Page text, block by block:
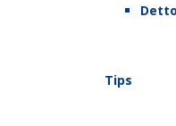
Tips